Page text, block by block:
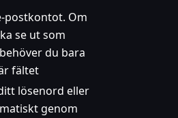
postkontot. Om
se ut som
behöver du bara
fältet
lösenord eller
genom